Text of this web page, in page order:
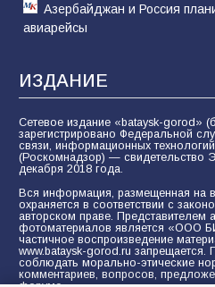
Азербайджан и Россия
авиарейсы
ИЗДАНИЕ
Сетевое издание «bataysk-gorod»
зарегистрировано Федеральной
связи, информационных
(Роскомнадзор) — свидетельство
декабря 2018 года.
Вся информация, размещенная на
охраняется в соответствии с
авторском праве. Представителем
фотоматериалов является «ООО
частичное воспроизведение
www.bataysk-gorod.ru
соблюдать морально-этические
комментариев, вопросов,